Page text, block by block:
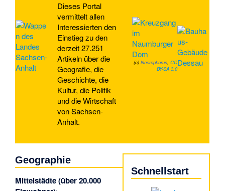
Dieses Portal
vermittelt allen
Interessierten den
Einstieg zu den
derzeit 27.251
Artikeln über die
Geografie, die
Geschichte, die
Kultur, die Politik
und die Wirtschaft
von Sachsen-
Anhalt.
(c)Necrophorus,CC
BY-SA 3.0
Schnellstart
Geographie
Mittelstädte (über 20.000